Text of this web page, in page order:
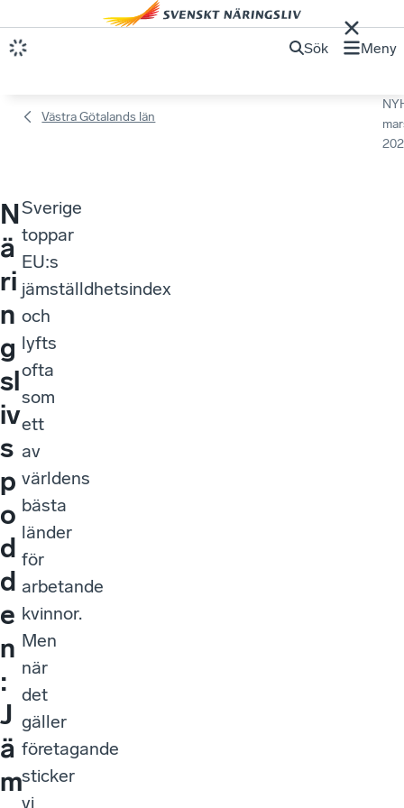
Sök Meny
Västra Götalands län
N
ä
ri
n
g
sl
iv
s
p
o
d
d
e
n
:
J
ä
m
Sverige
toppar
EU:s
jämställdhetsindex
och
lyfts
ofta
som
ett
av
världens
bästa
länder
för
arbetande
kvinnor.
Men
när
det
gäller
företagande
sticker
vi